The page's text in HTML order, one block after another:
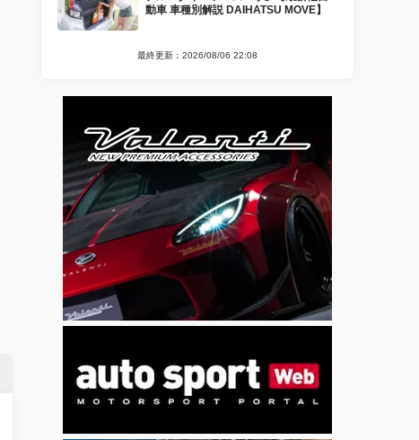
動車 車種別解説 DAIHATSU MOVE】
最終更新：2026/08/06 22:08